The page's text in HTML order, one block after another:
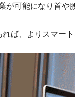
が可能になり首や
ば、よりスマー